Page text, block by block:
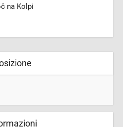
na Kolpi